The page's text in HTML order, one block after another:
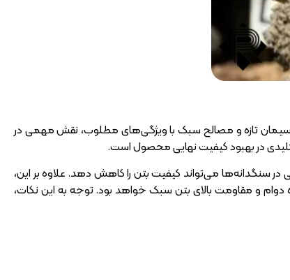
سیمان تازه و مصالح سبک با ویژگی‌های مطلوب، نقش مهمی در
در بهبود کیفیت نهایی محصول است.
سنگدانه‌ها می‌تواند کیفیت بتن را کاهش دهد. علاوه بر این،
دوام و مقاومت بالای بتن سبک خواهد بود. توجه به این نکات،